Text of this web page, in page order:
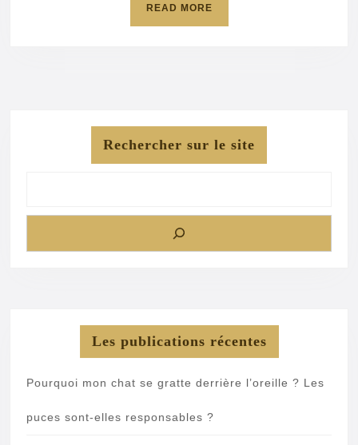
READ MOREREAD
Rechercher sur le site
Les publications récentes
Pourquoi mon chat se gratte derrière l’oreille ? Les
puces sont-elles responsables ?